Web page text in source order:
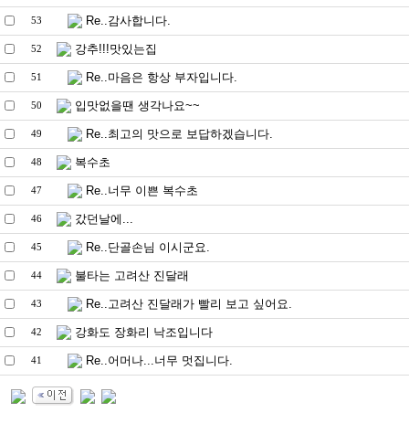
53 Re..감사합니다.
52 강추!!!맛있는집
51 Re..마음은 항상 부자입니다.
50 입맛없을땐 생각나요~~
49 Re..최고의 맛으로 보답하겠습니다.
48 복수초
47 Re..너무 이쁜 복수초
46 갔던날에...
45 Re..단골손님 이시군요.
44 불타는 고려산 진달래
43 Re..고려산 진달래가 빨리 보고 싶어요.
42 강화도 장화리 낙조입니다
41 Re..어머나...너무 멋집니다.